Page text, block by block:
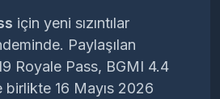
için yeni sızıntılar
Paylaşılan
Royale Pass, BGMI 4.4
birlikte 16 Mayıs 2026